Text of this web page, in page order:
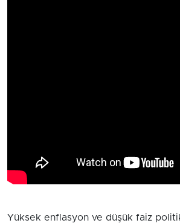
Yüksek enflasyon ve düşük faiz